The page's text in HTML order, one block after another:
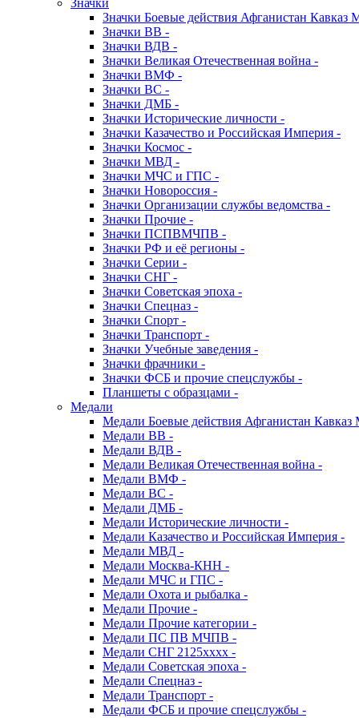
Значки
Значки Боевые действия Афганистан Кавказ
Значки ВВ -
Значки ВДВ -
Значки Великая Отечественная война -
Значки ВМФ -
Значки ВС -
Значки ДМБ -
Значки Исторические личности -
Значки Казачество и Российская Империя -
Значки Космос -
Значки МВД -
Значки МЧС и ГПС -
Значки Новороссия -
Значки Организации службы ведомства -
Значки Прочие -
Значки ПСПВМЧПВ -
Значки РФ и её регионы -
Значки Серии -
Значки СНГ -
Значки Советская эпоха -
Значки Спецназ -
Значки Спорт -
Значки Транспорт -
Значки Учебные заведения -
Значки фрачники -
Значки ФСБ и прочие спецслужбы -
Планшеты с образцами -
Медали
Медали Боевые действия Афганистан
Медали ВВ -
Медали ВДВ -
Медали Великая Отечественная война -
Медали ВМФ -
Медали ВС -
Медали ДМБ -
Медали Исторические личности -
Медали Казачество и Российская Империя -
Медали МВД -
Медали Москва-КНН -
Медали МЧС и ГПС -
Медали Охота и рыбалка -
Медали Прочие -
Медали Прочие категории -
Медали ПС ПВ МЧПВ -
Медали СНГ 2125хххх -
Медали Советская эпоха -
Медали Спецназ -
Медали Транспорт -
Медали ФСБ и прочие спецслужбы -